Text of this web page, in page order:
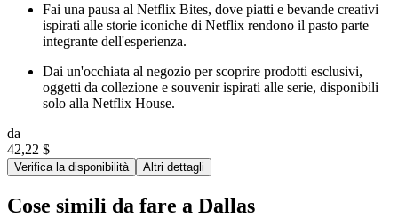
Fai una pausa al Netflix Bites, dove piatti e bevande creativi
ispirati alle storie iconiche di Netflix rendono il pasto parte
integrante dell'esperienza.
Dai un'occhiata al negozio per scoprire prodotti esclusivi,
oggetti da collezione e souvenir ispirati alle serie, disponibili
solo alla Netflix House.
da
42,22 $
Verifica la disponibilità Altri dettagli
Cose simili da fare a Dallas